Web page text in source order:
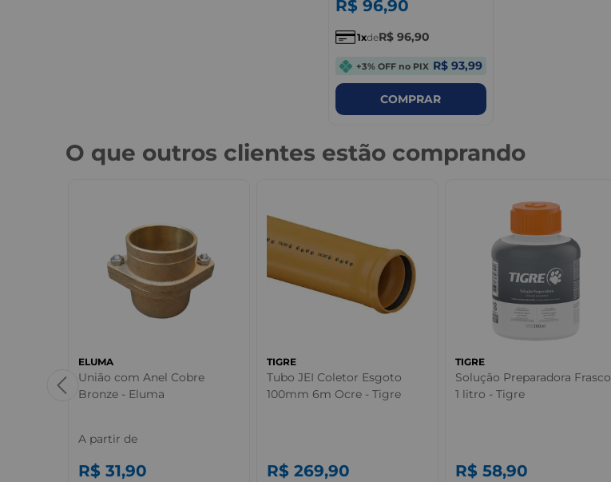
R$ 96,90
1 deR$ 96,90
+3% OFF no PIX R$ 93,99
COMPRAR
O que outros clientes estão comprando
ELUMA
União com Anel Cobre
Bronze - Eluma
A partir de
R$ 31,90
TIGRE
Tubo JEI Coletor Esgoto
100mm 6m Ocre - Tigre
R$ 269,90
TIGRE
Solução Preparadora Frasco
1 litro - Tigre
R$ 58,90